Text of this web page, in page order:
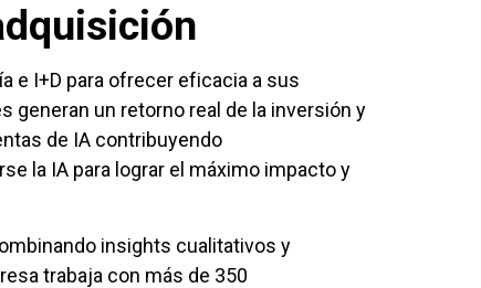
e I+D para ofrecer eficacia a sus
generan un retorno real de la inversión y
de IA contribuyendo
la IA para lograr el máximo impacto y
insights cualitativos y
trabaja con más de 350